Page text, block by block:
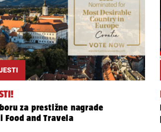
za prestižne nagrade
Food and Travela